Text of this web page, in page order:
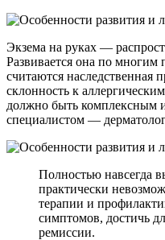
Экзема на руках —
Развивается она по
считаются наследственная
склонность к
должно быть комплексным и
специалистом —
Полностью навсегда
практически
терапии и
симптомов, достичь
ремиссии.